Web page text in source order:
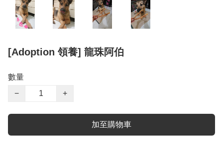
[Adoption 領養] 龍珠阿伯
數量
−
+
加至購物車